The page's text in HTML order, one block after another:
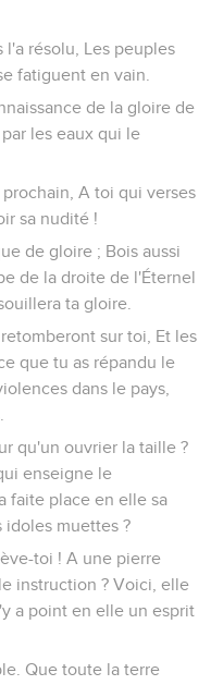
l'a résolu, Les peuples
fatiguent en vain.
de la gloire de
les eaux qui le
A toi qui verses
sa nudité !
de gloire ; Bois aussi
de la droite de l'Éternel
ta gloire.
sur toi, Et les
que tu as répandu le
dans le pays,
qu'un ouvrier la taille ?
enseigne le
faite place en elle sa
idoles muettes ?
toi ! A une pierre
instruction ? Voici, elle
a point en elle un esprit
Que toute la terre